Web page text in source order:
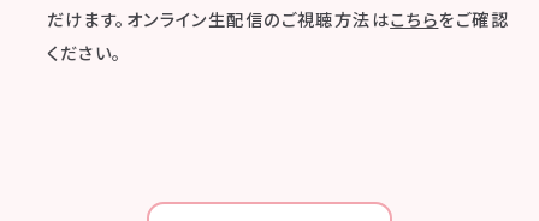
だけます。オンライン生配信のご視聴方法はこちらをご確認
ください。